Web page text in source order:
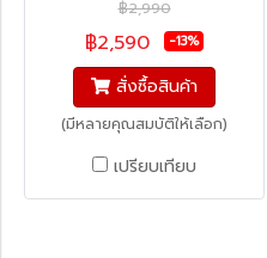
฿2,990
฿2,590 -13%
สั่งซื้อสินค้า
(มีหลายคุณสมบัติให้เลือก)
เปรียบเทียบ